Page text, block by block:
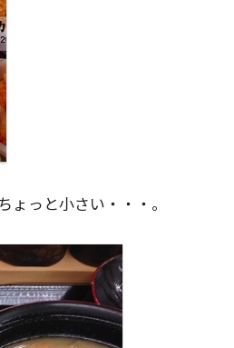
っと小さい・・・。